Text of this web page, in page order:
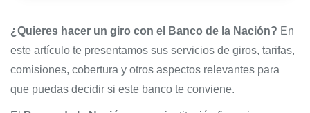
¿Quieres hacer un giro con el Banco de la Nación? En
este artículo te presentamos sus servicios de giros, tarifas,
comisiones, cobertura y otros aspectos relevantes para
que puedas decidir si este banco te conviene.